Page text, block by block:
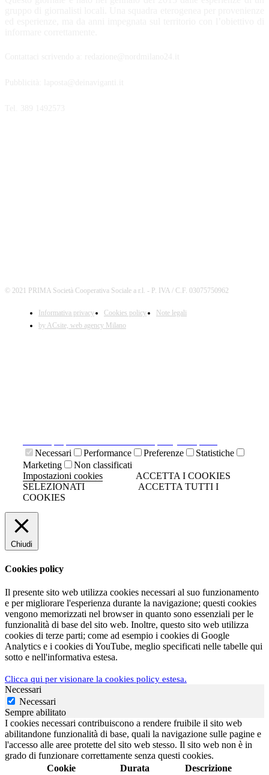
© 2021 PRIMA Società Cooperativa Sociale a r.l. - P. IVA / C.F. 03075750962
Informativa privacy Cookies policy
Note legali
by ACsite, web agency Milano
Necessari
Performance Preferenze
Statistiche
Marketing
Non classificati
Impostazioni cookies
ACCETTA I COOKIES
SELEZIONATI
ACCETTA TUTTI I
COOKIES
Chiudi
Cookies policy
Il presente sito web utilizza cookies necessari al suo funzionamento
e per migliorare l'esperienza durante la navigazione; questi cookies
vengono memorizzati nel browser in quanto sono essenziali per le
funzionalità di base del sito web. Inoltre, questo sito web utilizza
cookies di terze parti; come ad esempio i cookies di Google
Analytics e i cookies di YouTube, meglio specificati nelle tabelle qui
sotto e nell'informativa estesa.
Clicca qui per visionare la cookies policy estesa.
Necessari
Necessari
Sempre abilitato
I cookies necessari contribuiscono a rendere fruibile il sito web
abilitandone funzionalità di base, quali la navigazione sulle pagine e
l'accesso alle aree protette del sito web stesso. Il sito web non è in
grado di funzionare correttamente senza questi cookies.
Cookie
Durata Descrizione